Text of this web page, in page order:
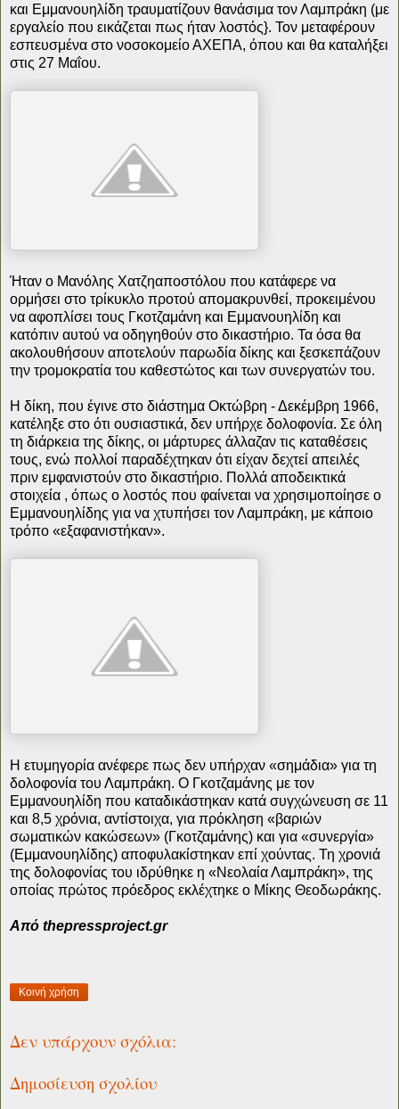
και Εμμανουηλίδη τραυματίζουν θανάσιμα τον Λαμπράκη (με
εργαλείο που εικάζεται πως ήταν λοστός}. Τον μεταφέρουν
εσπευσμένα στο νοσοκομείο ΑΧΕΠΑ, όπου και θα καταλήξει
στις 27 Μαΐου.
Ήταν ο Μανόλης Χατζηαποστόλου που κατάφερε να
ορμήσει στο τρίκυκλο προτού απομακρυνθεί, προκειμένου
να αφοπλίσει τους Γκοτζαμάνη και Εμμανουηλίδη και
κατόπιν αυτού να οδηγηθούν στο δικαστήριο. Τα όσα θα
ακολουθήσουν αποτελούν παρωδία δίκης και ξεσκεπάζουν
την τρομοκρατία του καθεστώτος και των συνεργατών του.
Η δίκη, που έγινε στο διάστημα Οκτώβρη - Δεκέμβρη 1966,
κατέληξε στο ότι ουσιαστικά, δεν υπήρχε δολοφονία. Σε όλη
τη διάρκεια της δίκης, οι μάρτυρες άλλαζαν τις καταθέσεις
τους, ενώ πολλοί παραδέχτηκαν ότι είχαν δεχτεί απειλές
πριν εμφανιστούν στο δικαστήριο. Πολλά αποδεικτικά
στοιχεία , όπως ο λοστός που φαίνεται να χρησιμοποίησε ο
Εμμανουηλίδης για να χτυπήσει τον Λαμπράκη, με κάποιο
τρόπο «εξαφανιστήκαν».
Η ετυμηγορία ανέφερε πως δεν υπήρχαν «σημάδια» για τη
δολοφονία του Λαμπράκη. Ο Γκοτζαμάνης με τον
Εμμανουηλίδη που καταδικάστηκαν κατά συγχώνευση σε 11
και 8,5 χρόνια, αντίστοιχα, για πρόκληση «βαριών
σωματικών κακώσεων» (Γκοτζαμάνης) και για «συνεργία»
(Εμμανουηλίδης) αποφυλακίστηκαν επί χούντας. Τη χρονιά
της δολοφονίας του ιδρύθηκε η «Νεολαία Λαμπράκη», της
οποίας πρώτος πρόεδρος εκλέχτηκε ο Μίκης Θεοδωράκης.
Από thepressproject.gr
Κοινή χρήση
Δεν υπάρχουν σχόλια:
Δημοσίευση σχολίου